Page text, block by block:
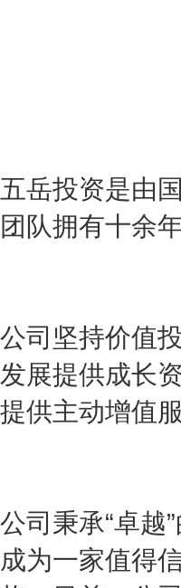
五岳投资是由
团队拥有十余
公司坚持价值
发展提供成长
提供主动增值服
公司秉承“卓越
成为一家值得